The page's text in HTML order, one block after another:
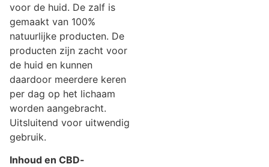
voor de huid. De zalf is
gemaakt van 100%
natuurlijke producten. De
producten zijn zacht voor
de huid en kunnen
daardoor meerdere keren
per dag op het lichaam
worden aangebracht.
Uitsluitend voor uitwendig
gebruik.
Inhoud en CBD-